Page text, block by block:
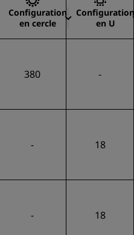
Configuration
en cercle
Configuration
en U
380 -
- 18
- 18